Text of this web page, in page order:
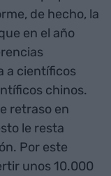
de hecho, la
en el año
a científicos
chinos.
retraso en
le resta
Por este
unos 10.000